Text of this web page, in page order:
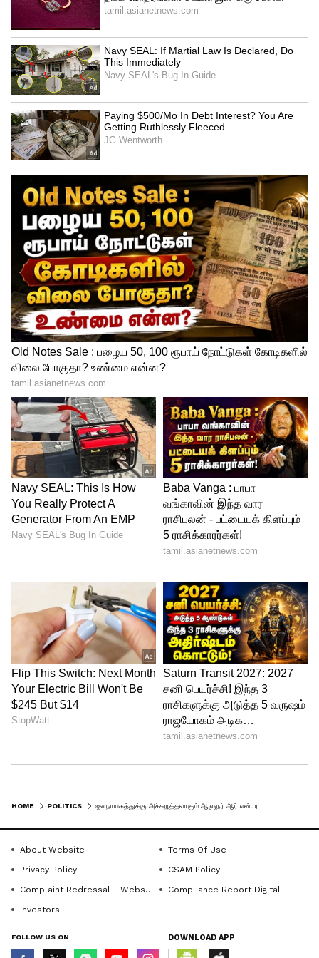
நிறைவேற்றுவதற்கு ஒத்துழைப்பு
வழங்குவதில்லை என்பதில் மத்திய அரசின்
ஆதரவோடு தமிழக ஆளுநர் செயல்பட்டு
வருகிறார். இத்தகைய தமிழக விரோதப்
போக்கை தமிழக பாஜகவும் ஆதரித்து
வருகிறது. இந்நிலையில், தமிழக ஆளுநர்
தமிழக அரசின் ஒப்புதல் இல்லாமல் துணை
வேந்தர்கள், பேராசிரியர்கள், இணைப்
பேராசிரியர்கள் பங்கேற்கும் இரண்டு நாள்
மாநாட்டை ஊட்டியில் நடத்தியிருக்கிறார்.
இதில், பல்கலைக்கழகங்களின் இணை
வேந்தராக இருக்கும் உயர் கல்வித்துறை
அமைச்சருக்கோ, அத்துறையின்
செயலாளருக்கோ அழைப்பு விடுக்காமல்,
தன்னிச்சையாக ஆளுநர் செயல்படுவது
ஜனநாயகத்துக்கு விடப்பட்ட மிகப் பெரிய
அச்சுறுத்தலாகும். இத்தகைய போக்கு
நீடித்தால் மக்களால் தேர்ந்தெடுக்கப்பட்ட
மாநில அரசு சுதந்திரமாகச் செயல்பட
முடியாது.
ஸ்டாலினுக்கு பாராட்டு
போக்கை முற்றிலும் உணர்ந்த முதல்வர்,
வேந்தர்களை மாநில அரசே நியமிக்கும்
மசோதாவை சட்டப்பேரவையில்
நிறைவேற்றியிருக்கிறார். தமிழக
முதல்வரின் துணிவுமிக்க இந்த
மனதார வரவேற்கிறது, பாராட்டுகிறது.
HOME POLITICS
About Website
Terms Of Use
Privacy Policy
CSAM Policy
Complaint Redressal - Website
Compliance Report Digital
Investors
FOLLOW US ON DOWNLOAD APP